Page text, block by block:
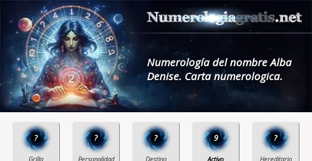
Numerología del nombre Alba
Denise. Carta numerologica.
? ? ? 9 ?